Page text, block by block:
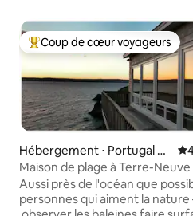
Coups de cœur voyageurs les
Coup de cœur voyageurs
Hébergement ⋅ Portugal C
ove-St. Philip's
Maison de plage à Terre-Neuve
Aussi près de l'océan que possible !
personnes qui aiment la nature